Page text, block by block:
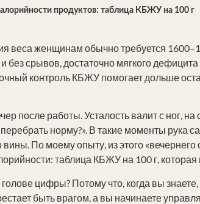
продуктов: таблица КБЖУ на 100 г
веса женщинам обычно требуется
без срывов, достаточно мягкого
контроль КБЖУ помогает дольше
после работы. Усталость валит с ног, на
норму?». В такие моменты рука
вины. По моему опыту, из этого
таблица КБЖУ на 100 г, которая
цифры? Потому что, когда вы знаете,
быть врагом, а вы начинаете